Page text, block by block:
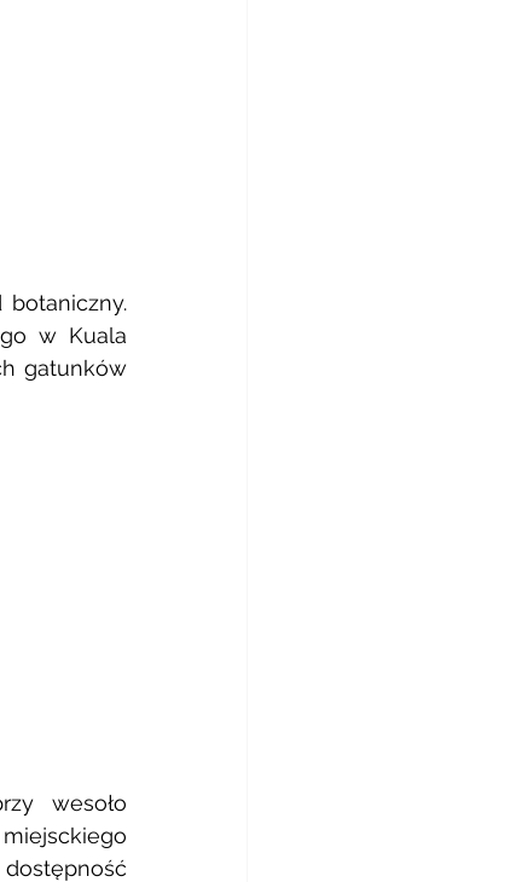
w Kuala
gatunków
wesoło